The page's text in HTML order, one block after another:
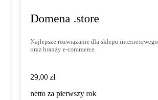
Domena .store
Najlepsze rozwiązanie dla sklepu internetowego
oraz branży e‑commerce.
29,00 zł
29,00 zł
netto za pierwszy rok